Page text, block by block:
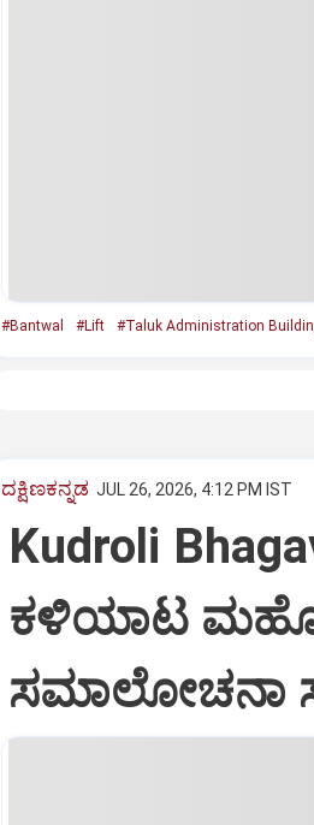
#Bantwal #Lift #Taluk Administration
ದಕ್ಷಿಣಕನ್ನಡ JUL 26, 2026, 4:12 PM IST
Kudroli
ಕಳಿಯಾಟ
ಸಮಾಲೋಚನಾ